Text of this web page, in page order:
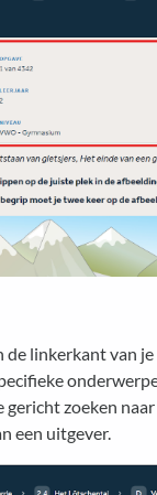
linkerkant van
zoeken
een uitgever.